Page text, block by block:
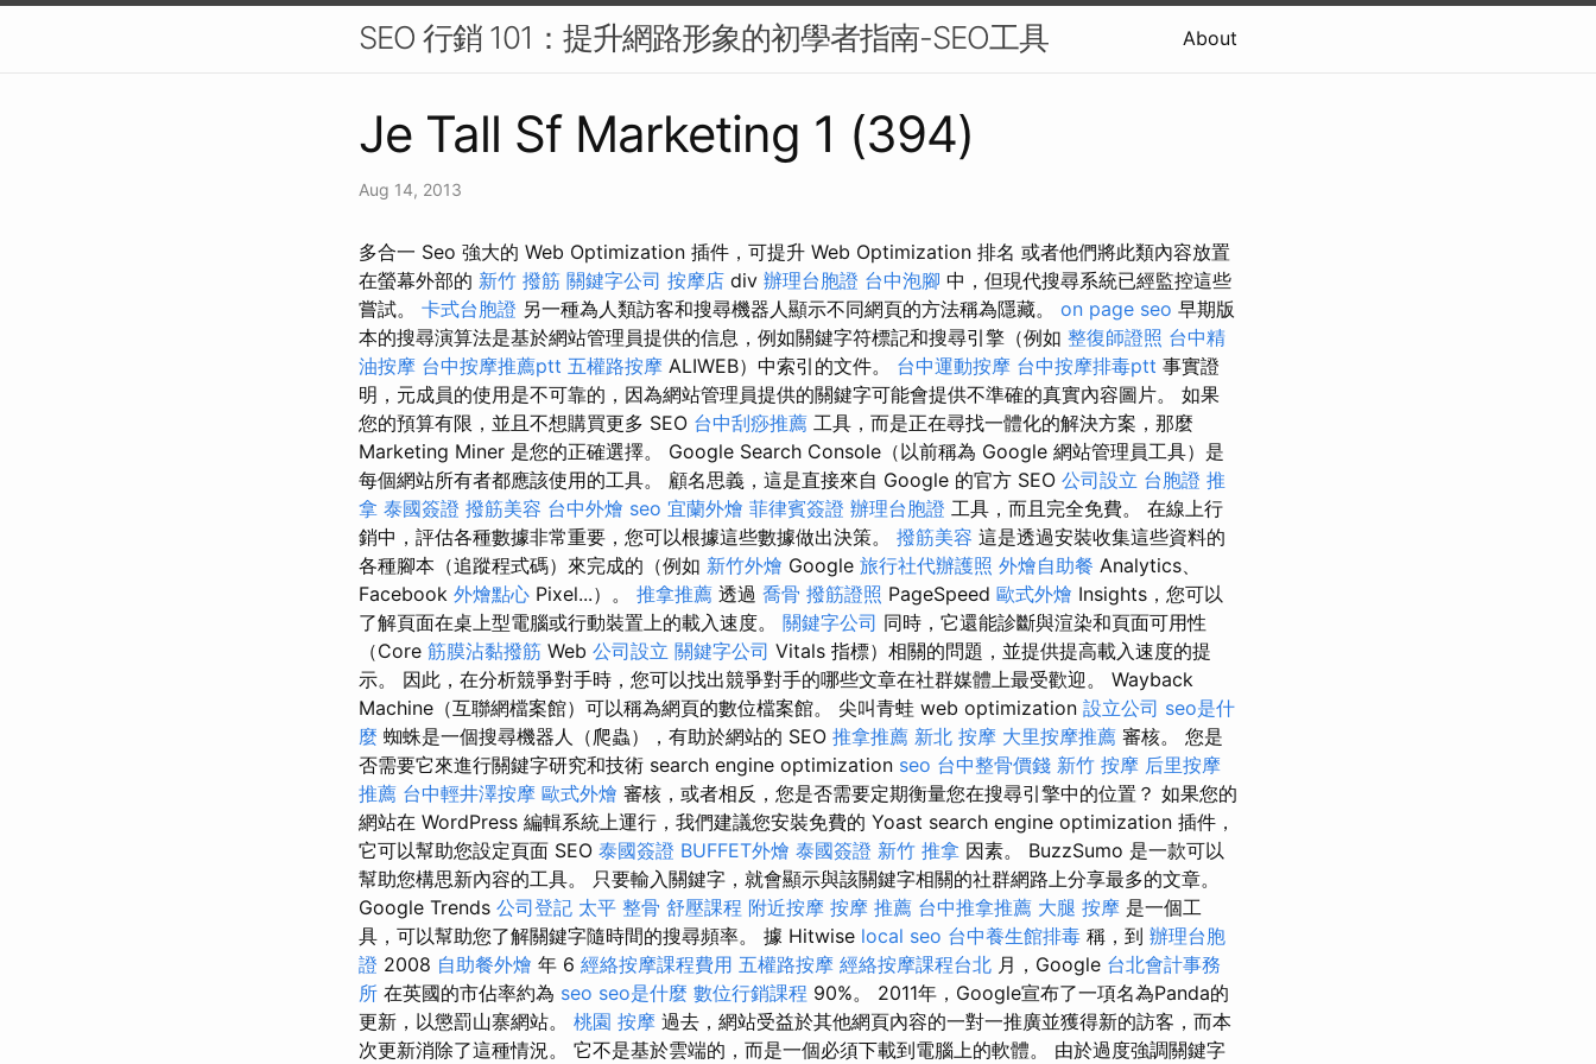
SEO 行銷 101：提升網路形象的初學者指南-SEO工具 About
Je Tall Sf Marketing 1 (394)
Aug 14, 2013
多合一 Seo 強大的 Web Optimization 插件，可提升 Web Optimization 排名 或者他們將此類內容放置
在螢幕外部的 新竹 撥筋 關鍵字公司 按摩店 div 辦理台胞證 台中泡腳 中，但現代搜尋系統已經監控這些
嘗試。 卡式台胞證 另一種為人類訪客和搜尋機器人顯示不同網頁的方法稱為隱藏。 on page seo 早期版
本的搜尋演算法是基於網站管理員提供的信息，例如關鍵字符標記和搜尋引擎（例如 整復師證照 台中精
油按摩 台中按摩推薦ptt 五權路按摩 ALIWEB）中索引的文件。 台中運動按摩 台中按摩排毒ptt 事實證
明，元成員的使用是不可靠的，因為網站管理員提供的關鍵字可能會提供不準確的真實內容圖片。 如果
您的預算有限，並且不想購買更多 SEO 台中刮痧推薦 工具，而是正在尋找一體化的解決方案，那麼
Marketing Miner 是您的正確選擇。 Google Search Console（以前稱為 Google 網站管理員工具）是
每個網站所有者都應該使用的工具。 顧名思義，這是直接來自 Google 的官方 SEO 公司設立 台胞證 推
拿 泰國簽證 撥筋美容 台中外燴 seo 宜蘭外燴 菲律賓簽證 辦理台胞證 工具，而且完全免費。 在線上行
銷中，評估各種數據非常重要，您可以根據這些數據做出決策。 撥筋美容 這是透過安裝收集這些資料的
各種腳本（追蹤程式碼）來完成的（例如 新竹外燴 Google 旅行社代辦護照 外燴自助餐 Analytics、
Facebook 外燴點心 Pixel...）。 推拿推薦 透過 喬骨 撥筋證照 PageSpeed 歐式外燴 Insights，您可以
了解頁面在桌上型電腦或行動裝置上的載入速度。 關鍵字公司 同時，它還能診斷與渲染和頁面可用性
（Core 筋膜沾黏撥筋 Web 公司設立 關鍵字公司 Vitals 指標）相關的問題，並提供提高載入速度的提
示。 因此，在分析競爭對手時，您可以找出競爭對手的哪些文章在社群媒體上最受歡迎。 Wayback
Machine（互聯網檔案館）可以稱為網頁的數位檔案館。 尖叫青蛙 web optimization 設立公司 seo是什
麼 蜘蛛是一個搜尋機器人（爬蟲），有助於網站的 SEO 推拿推薦 新北 按摩 大里按摩推薦 審核。 您是
否需要它來進行關鍵字研究和技術 search engine optimization seo 台中整骨價錢 新竹 按摩 后里按摩
推薦 台中輕井澤按摩 歐式外燴 審核，或者相反，您是否需要定期衡量您在搜尋引擎中的位置？ 如果您的
網站在 WordPress 編輯系統上運行，我們建議您安裝免費的 Yoast search engine optimization 插件，
它可以幫助您設定頁面 SEO 泰國簽證 BUFFET外燴 泰國簽證 新竹 推拿 因素。 BuzzSumo 是一款可以
幫助您構思新內容的工具。 只要輸入關鍵字，就會顯示與該關鍵字相關的社群網路上分享最多的文章。
Google Trends 公司登記 太平 整骨 舒壓課程 附近按摩 按摩 推薦 台中推拿推薦 大腿 按摩 是一個工
具，可以幫助您了解關鍵字隨時間的搜尋頻率。 據 Hitwise local seo 台中養生館排毒 稱，到 辦理台胞
證 2008 自助餐外燴 年 6 經絡按摩課程費用 五權路按摩 經絡按摩課程台北 月，Google 台北會計事務
所 在英國的市佔率約為 seo seo是什麼 數位行銷課程 90%。 2011年，Google宣布了一項名為Panda的
更新，以懲罰山寨網站。 桃園 按摩 過去，網站受益於其他網頁內容的一對一推廣並獲得新的訪客，而本
次更新消除了這種情況。 它不是基於雲端的，而是一個必須下載到電腦上的軟體。 由於過度強調關鍵字